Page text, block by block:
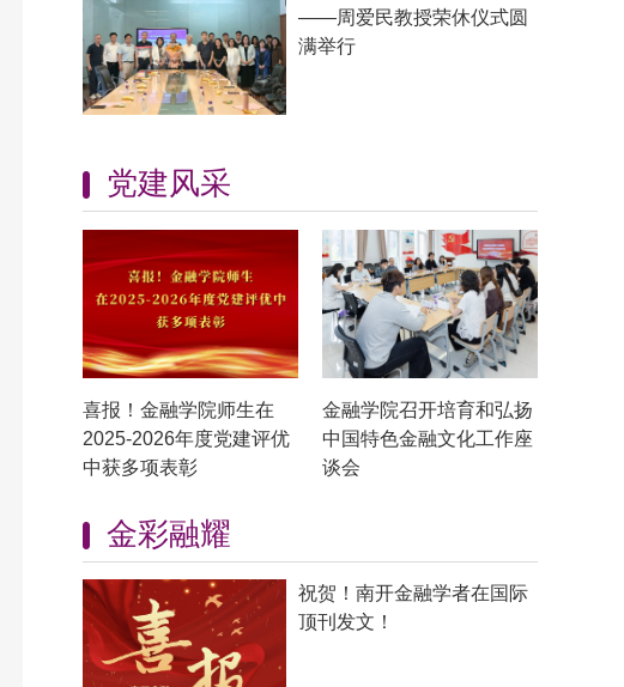
——周爱民教授荣休仪式圆
满举行
党建风采
喜报！金融学院师生在
2025-2026年度党建评优
中获多项表彰
金融学院召开培育和弘扬
中国特色金融文化工作座
谈会
金彩融耀
祝贺！南开金融学者在国际
顶刊发文！